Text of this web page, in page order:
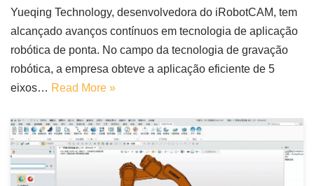
Yueqing Technology, desenvolvedora do iRobotCAM, tem
alcançado avanços contínuos em tecnologia de aplicação
robótica de ponta. No campo da tecnologia de gravação
robótica, a empresa obteve a aplicação eficiente de 5
eixos… Read More »